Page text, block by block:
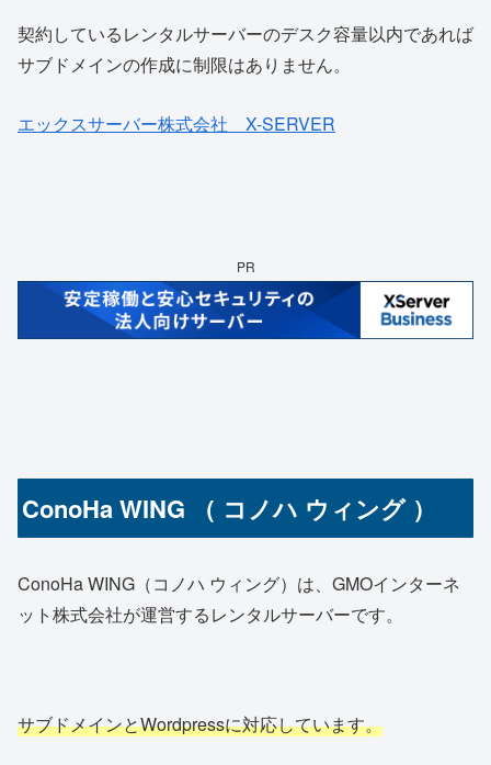
契約しているレンタルサーバーのデスク容量以内であれば
サブドメインの作成に制限はありません。
エックスサーバー株式会社 X-SERVER
PR
ConoHa WING （ コノハ ウィング ）
ConoHa WING（コノハ ウィング）は、GMOインターネ
ット株式会社が運営するレンタルサーバーです。
サブドメインとWordpressに対応しています。